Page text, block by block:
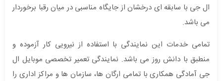
ال جی با سابقه ای درخشان از جایگاه مناسبی در میان رقبا برخوردار
می باشد.
تمامی خدمات این نمایندگی با استفاده از نیرویی کار آزموده و
منطبق با دانش روز می باشد. نمایندگی تعمیر تخصصی موبایل ال
جی آمادگی همکاری با تمامی ارگان ها، سازمان ها و مراکز اداری را